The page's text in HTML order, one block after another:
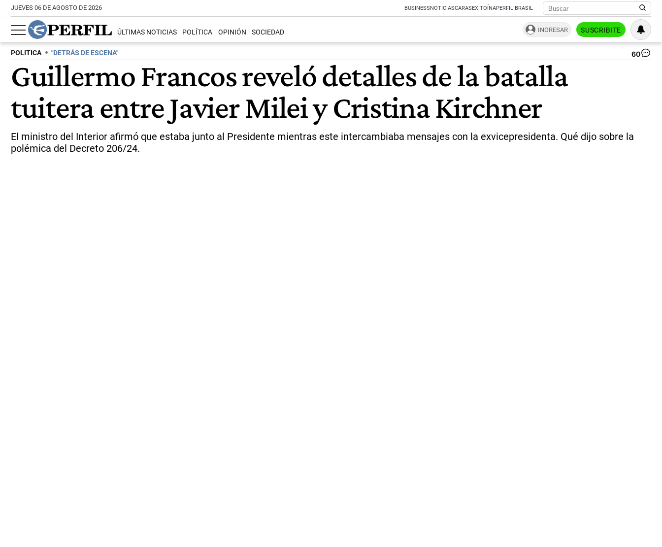
JUEVES 06 DE AGOSTO DE 2026 BUSINESSNOTICIASCARASEXITOÍNAPERFIL BRASIL
ÚLTIMAS NOTICIAS POLÍTICA OPINIÓN SOCIEDAD INGRESAR SUSCRIBITE
POLITICA "DETRÁS DE ESCENA" 60
Guillermo Francos reveló detalles de la batalla
tuitera entre Javier Milei y Cristina Kirchner
El ministro del Interior afirmó que estaba junto al Presidente mientras este intercambiaba mensajes con la exvicepresidenta. Qué dijo sobre la
polémica del Decreto 206/24.